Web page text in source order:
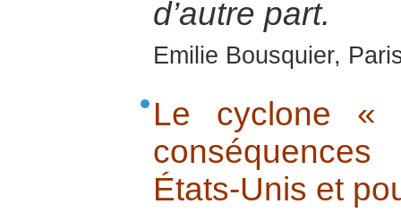
d’autre part.
Emilie Bousquier,
Le cyclone «
États-Unis et